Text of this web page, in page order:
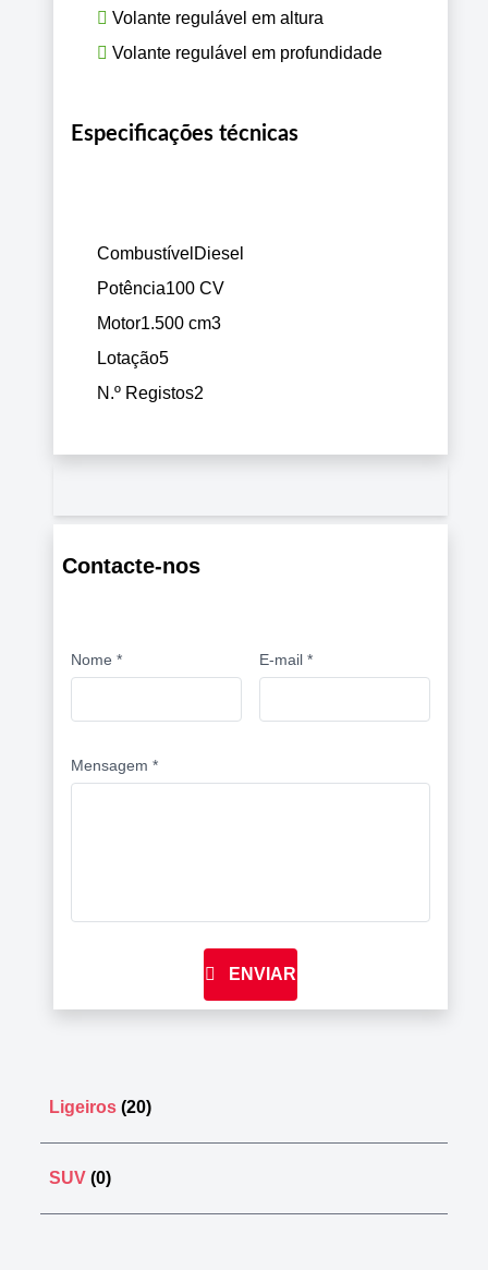
Volante regulável em altura
Volante regulável em profundidade
Especificações técnicas
Combustível Diesel
Potência100 CV
Motor1.500 cm3
Lotação5
N.º Registos2
Contacte-nos
Nome * E-mail *
Mensagem *
ENVIAR
Ligeiros (20)
SUV (0)